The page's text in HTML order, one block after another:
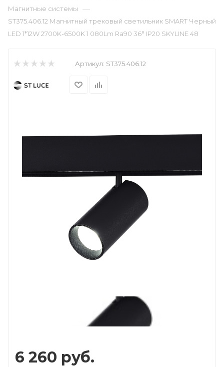
Магнитные системы —
ST375.406.12 Магнитный трековый светильник SMART Черный
LED 1*12W 2700K-6500K 1 080Lm Ra90 36° IP20 SKYLINE 48
Артикул: ST375.406.12
6 260 руб.